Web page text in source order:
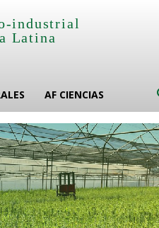
industrial
Latina
AF CIENCIAS